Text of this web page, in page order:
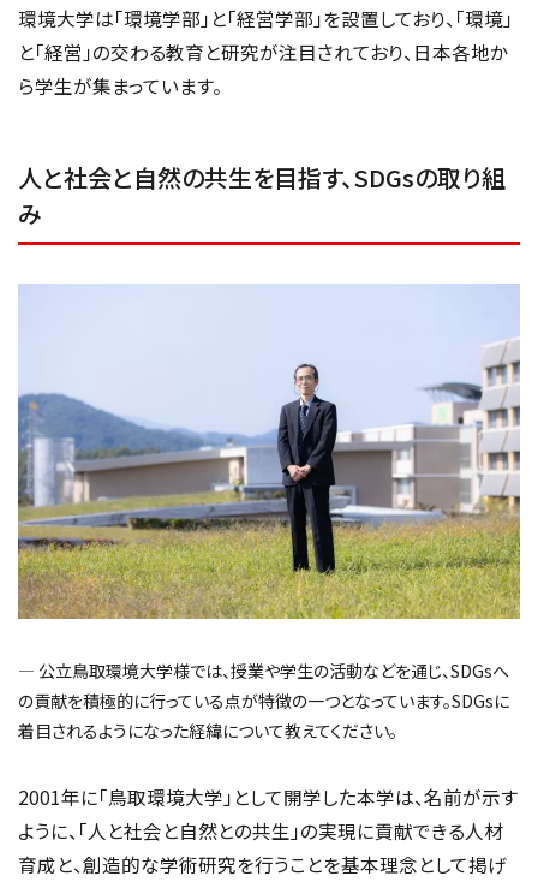
環境大学は「環境学部」と「経営学部」を設置しており、「環境」
と「経営」の交わる教育と研究が注目されており、日本各地か
ら学生が集まっています。
人と社会と自然の共生を目指す、SDGsの取り組
み
― 公立鳥取環境大学様では、授業や学生の活動などを通じ、SDGsへ
の貢献を積極的に行っている点が特徴の一つとなっています。SDGsに
着目されるようになった経緯について教えてください。
2001年に「鳥取環境大学」として開学した本学は、名前が示す
ように、「人と社会と自然との共生」の実現に貢献できる人材
育成と、創造的な学術研究を行うことを基本理念として掲げ